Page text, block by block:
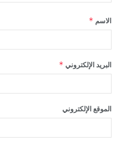
الاسم *
البريد الإلكتروني *
الموقع الإلكتروني